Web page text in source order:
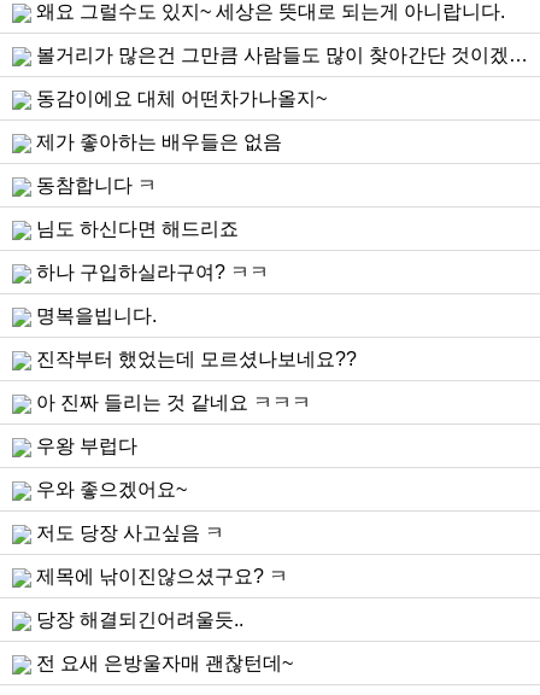
왜요 그럴수도 있지~ 세상은 뜻대로 되는게 아니랍니다.
볼거리가 많은건 그만큼 사람들도 많이 찾아간단 것이겠죠? 사람들에게 잘 알려지지 않은 장소 어디 없을까요?^^...
동감이에요 대체 어떤차가나올지~
제가 좋아하는 배우들은 없음
동참합니다 ㅋ
님도 하신다면 해드리죠
하나 구입하실라구여? ㅋㅋ
명복을빕니다.
진작부터 했었는데 모르셨나보네요??
아 진짜 들리는 것 같네요 ㅋㅋㅋ
우왕 부럽다
우와 좋으겠어요~
저도 당장 사고싶음 ㅋ
제목에 낚이진않으셨구요? ㅋ
당장 해결되긴어려울듯..
전 요새 은방울자매 괜찮턴데~